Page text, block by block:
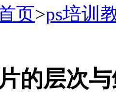
页>ps培训
的层次